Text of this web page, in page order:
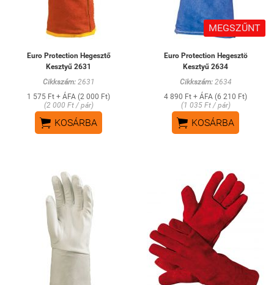
Euro Protection Hegesztő
Kesztyű 2631
Cikkszám:2631
1 575 Ft + ÁFA (2 000 Ft)
(2 000 Ft / pár)
 KOSÁRBA
MEGSZŰNT
Euro Protection Hegesztö
Kesztyű 2634
Cikkszám:2634
4 890 Ft + ÁFA (6 210 Ft)
(1 035 Ft / pár)
 KOSÁRBA